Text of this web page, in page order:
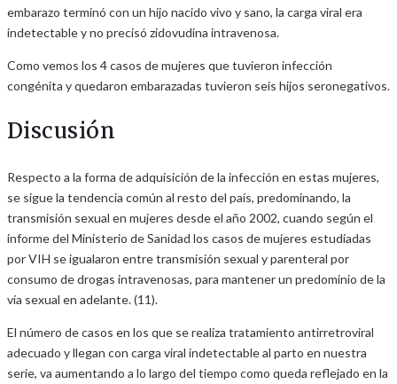
embarazo terminó con un hijo nacido vivo y sano, la carga viral era
indetectable y no precisó zidovudina intravenosa.
Como vemos los 4 casos de mujeres que tuvieron infección
congénita y quedaron embarazadas tuvieron seis hijos seronegativos.
Discusión
Respecto a la forma de adquisición de la infección en estas mujeres,
se sigue la tendencia común al resto del país, predominando, la
transmisión sexual en mujeres desde el año 2002, cuando según el
informe del Ministerio de Sanidad los casos de mujeres estudiadas
por VIH se igualaron entre transmisión sexual y parenteral por
consumo de drogas intravenosas, para mantener un predominio de la
vía sexual en adelante. (11).
El número de casos en los que se realiza tratamiento antirretroviral
adecuado y llegan con carga viral indetectable al parto en nuestra
serie, va aumentando a lo largo del tiempo como queda reflejado en la